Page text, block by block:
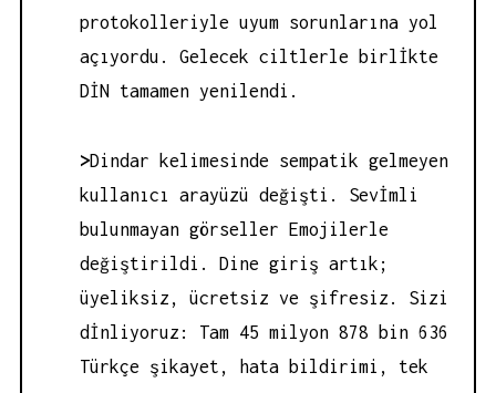
protokolleriyle uyum sorunlarına yol
açıyordu. Gelecek ciltlerle birlİkte
DİN tamamen yenilendi.
>Dindar kelimesinde sempatik gelmeyen
kullanıcı arayüzü değişti. Sevİmli
bulunmayan görseller Emojilerle
değiştirildi. Dine giriş artık;
üyeliksiz, ücretsiz ve şifresiz. Sizi
dİnliyoruz: Tam 45 milyon 878 bin 636
Türkçe şikayet, hata bildirimi, tek